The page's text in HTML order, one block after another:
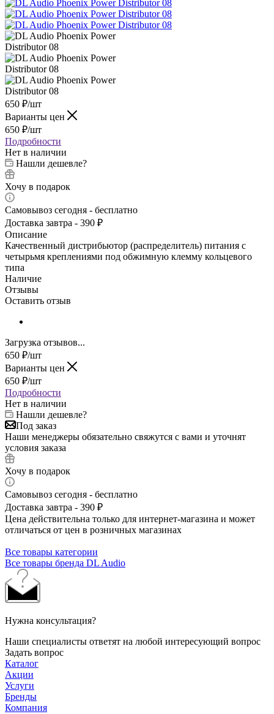
650 ₽/шт
Варианты цен
650 ₽/шт
Подробности
Нет в наличии
Нашли дешевле?
Хочу в подарок
Самовывоз сегодня - бесплатно
Доставка завтра - 390 ₽
Описание
Качественный дистрибьютор (распределитель) питания с
четырьмя креплениями под обжимную клемму кольцевого
типа
Наличие
Отзывы
Оставить отзыв
Загрузка отзывов...
650 ₽/шт
Варианты цен
650 ₽/шт
Подробности
Нет в наличии
Нашли дешевле?
Под заказ
Наши менеджеры обязательно свяжутся с вами и уточнят
условия заказа
Хочу в подарок
Самовывоз сегодня - бесплатно
Доставка завтра - 390 ₽
Цена действительна только для интернет-магазина и может
отличаться от цен в розничных магазинах
Все товары категории
Все товары бренда DL Audio
Нужна консультация?
Наши специалисты ответят на любой интересующий вопрос
Задать вопрос
Каталог
Акции
Услуги
Бренды
Компания